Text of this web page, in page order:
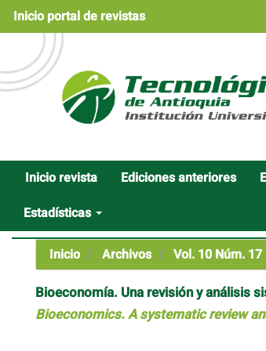
Navegación
principal
Contenido
principal
Barra
lateral
Inicio portal de revistas
Inicio revista Ediciones anteriores
Estadísticas
Inicio
Archivos Vol. 10 Núm.
Bioeconomía. Una revisión y análisis
Bioeconomics. A systematic review